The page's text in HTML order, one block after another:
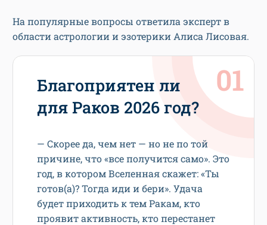
На популярные вопросы ответила эксперт в
области астрологии и эзотерики Алиса Лисовая.
Благоприятен ли
для Раков 2026 год?
— Скорее да, чем нет — но не по той
причине, что «все получится само». Это
год, в котором Вселенная скажет: «Ты
готов(а)? Тогда иди и бери». Удача
будет приходить к тем Ракам, кто
проявит активность, кто перестанет